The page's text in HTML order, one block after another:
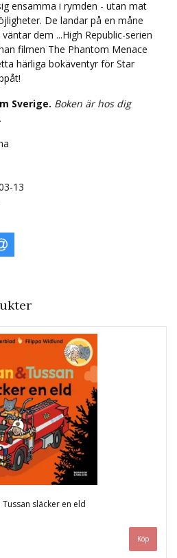
ensamma i rymden - utan mat
De landar på en måne
dem ...High Republic-serien
filmen The Phantom Menace
härliga bokäventyr för Star
Sverige. Boken är hos dig
13
släcker en eld